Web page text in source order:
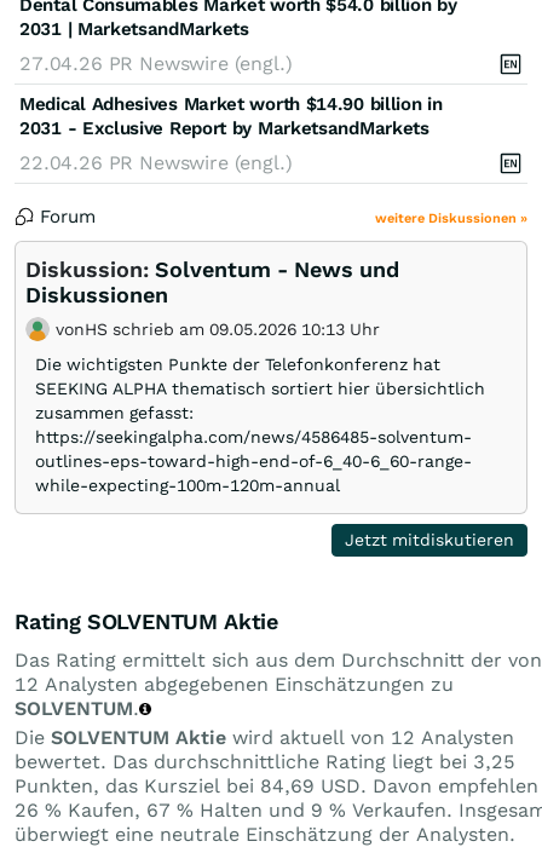
Dental Consumables Market worth $54.0 billion by
2031 | MarketsandMarkets
27.04.26 PR Newswire (engl.)
Medical Adhesives Market worth $14.90 billion in
2031 - Exclusive Report by MarketsandMarkets
22.04.26 PR Newswire (engl.)
Forum weitere Diskussionen »
Diskussion: Solventum - News und
Diskussionen
vonHS schrieb am 09.05.2026 10:13 Uhr
Die wichtigsten Punkte der Telefonkonferenz hat
SEEKING ALPHA thematisch sortiert hier übersichtlich
zusammen gefasst:
https://seekingalpha.com/news/4586485-solventum-
outlines-eps-toward-high-end-of-6_40-6_60-range-
while-expecting-100m-120m-annual
Jetzt mitdiskutieren
Rating SOLVENTUM Aktie
Das Rating ermittelt sich aus dem Durchschnitt der von
12 Analysten abgegebenen Einschätzungen zu
SOLVENTUM.
Die SOLVENTUM Aktie wird aktuell von 12 Analysten
bewertet. Das durchschnittliche Rating liegt bei 3,25
Punkten, das Kursziel bei 84,69 USD. Davon empfehlen
26 % Kaufen, 67 % Halten und 9 % Verkaufen.
überwiegt eine neutrale Einschätzung der Analysten.